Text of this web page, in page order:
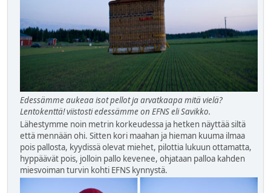
Edessämme aukeaa isot pellot ja arvatkaapa mitä vielä?
Lentokenttä! viistosti edessämme on EFNS eli Savikko.
Lähestymme noin metrin korkeudessa ja hetken näyttää siltä
että mennään ohi. Sitten kori maahan ja hieman kuuma ilmaa
pois pallosta, kyydissä olevat miehet, pilottia lukuun ottamatta,
hyppäävät pois, jolloin pallo kevenee, ohjataan palloa kahden
miesvoiman turvin kohti EFNS kynnystä.